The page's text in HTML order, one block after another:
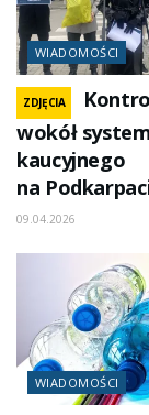
WIADOMOŚCI
ZDJĘCIA
wokół
kaucyjnego
na
09.04.2026
WIADOMOŚCI